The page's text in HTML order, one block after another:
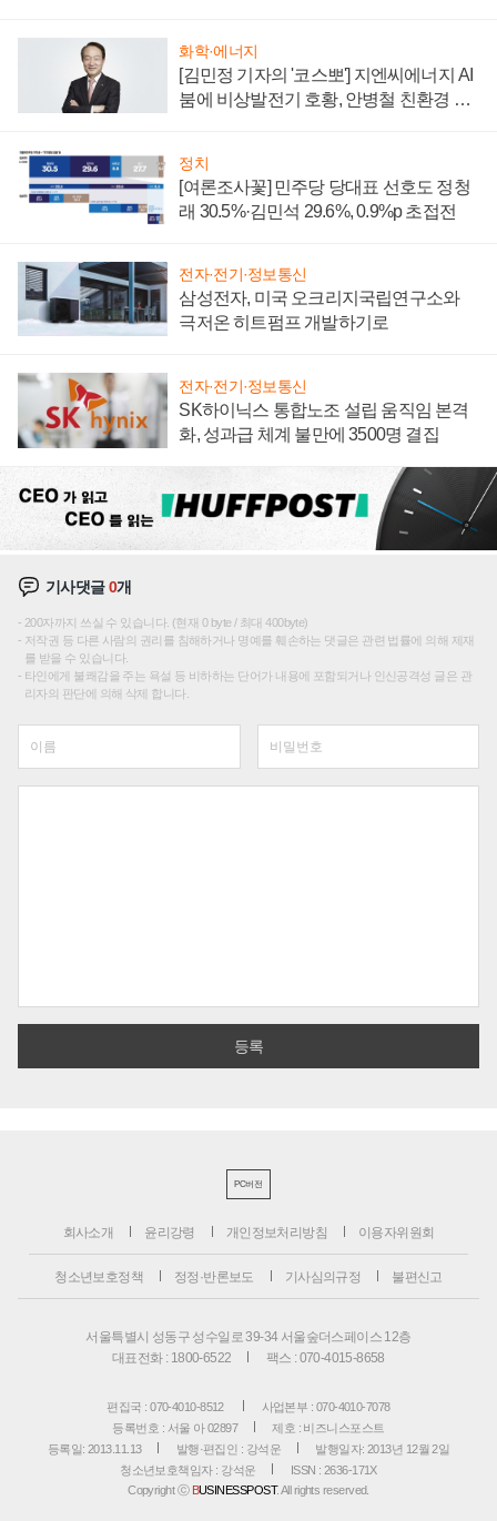
화학·에너지
[김민정 기자의 '코스뽀'] 지엔씨에너지 AI
붐에 비상발전기 호황, 안병철 친환경 에
정치
[여론조사꽃] 민주당 당대표 선호도 정청
래 30.5%·김민석 29.6%, 0.9%p 초접전
전자·전기·정보통신
삼성전자, 미국 오크리지국립연구소와
극저온 히트펌프 개발하기로
전자·전기·정보통신
SK하이닉스 통합노조 설립 움직임 본격
화, 성과급 체계 불만에 3500명 결집
기사댓글0개
200자까지 쓰실 수 있습니다. (현재 0 byte / 최대 400byte)
저작권 등 다른 사람의 권리를 침해하거나 명예를 훼손하는 댓글은 관련 법률에 의해 제재
를 받을 수 있습니다.
타인에게 불쾌감을 주는 욕설 등 비하하는 단어가 내용에 포함되거나 인신공격성 글은 관
리자의 판단에 의해 삭제 합니다.
PC버전
회사소개 윤리강령 개인정보처리방침 이용자위원회
청소년보호정책 정정·반론보도 기사심의규정 불편신고
서울특별시 성동구 성수일로 39-34 서울숲더스페이스 12층
대표전화 : 1800-6522
팩스 : 070-4015-8658
편집국 : 070-4010-8512
사업본부 : 070-4010-7078
등록번호 : 서울 아 02897
제호 : 비즈니스포스트
등록일: 2013.11.13
발행·편집인 : 강석운
발행일자: 2013년 12월 2일
청소년보호책임자 : 강석운
ISSN : 2636-171X
Copyright ⓒ BUSINESSPOST. All rights reserved.